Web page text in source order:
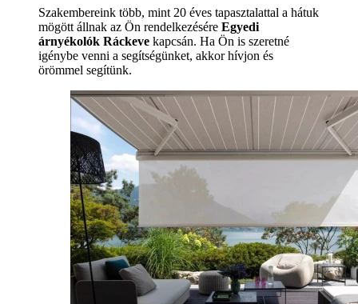
Szakembereink több, mint 20 éves tapasztalattal a hátuk
mögött állnak az Ön rendelkezésére Egyedi
árnyékolók Ráckeve kapcsán. Ha Ön is szeretné
igénybe venni a segítségünket, akkor hívjon és
örömmel segítünk.